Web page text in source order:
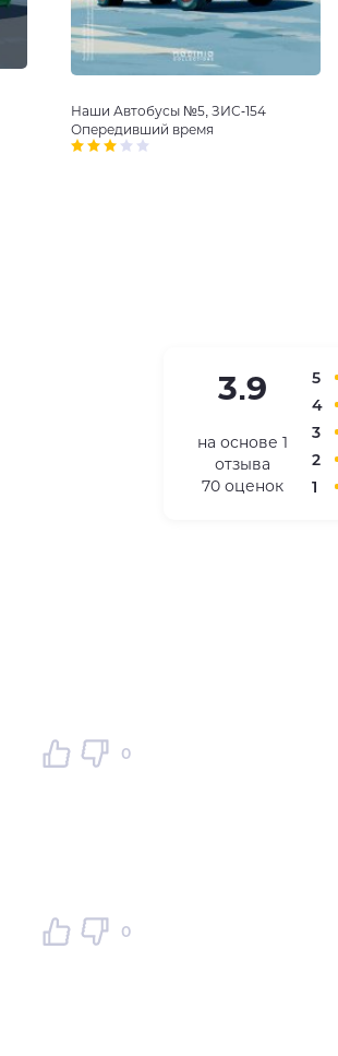
Наши Автобусы №5, ЗИС-154
Опередивший время
0
0
3.9
на основе 1
отзыва
70 оценок
5
4
3
2
1